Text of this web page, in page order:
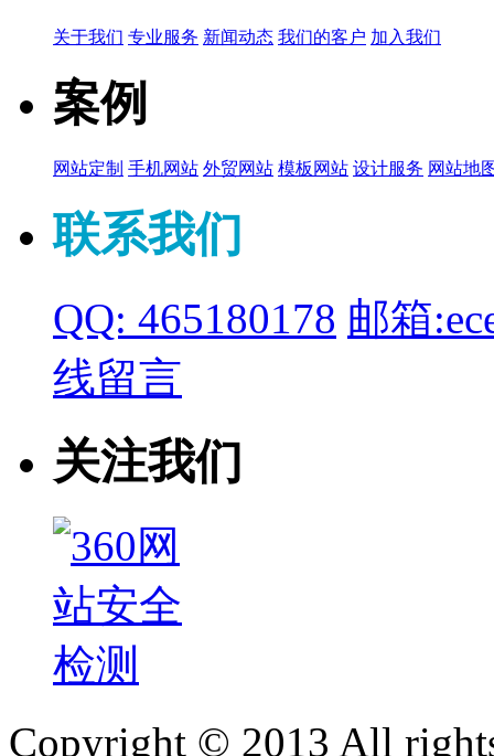
关于我们 专业服务 新闻动态 我们的客户 加入我们
案例
网站定制 手机网站 外贸网站 模板网站 设计服务 网站地
联系我们
QQ: 465180178 邮箱
线留言
关注我们
Copyright © 2013 All